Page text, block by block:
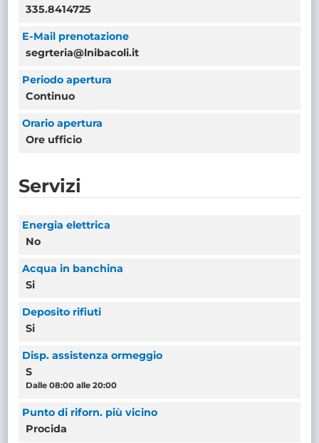
335.8414725
E-Mail prenotazione
segrteria@lnibacoli.it
Periodo apertura
Continuo
Orario apertura
Ore ufficio
Servizi
Energia elettrica
No
Acqua in banchina
Si
Deposito rifiuti
Si
Disp. assistenza ormeggio
S
Dalle 08:00 alle 20:00
Punto di riforn. più vicino
Procida